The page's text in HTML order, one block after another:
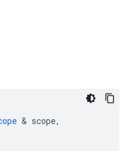
& scope,